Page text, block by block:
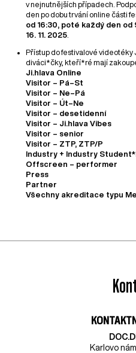
v nejnutnějších případech.
den po dobu trvání online části
od 16:30, poté každý den
16. 11. 2025
Přístup do festivalové videotéky
diváci*čky, kteří*ré mají
Ji.hlava Online
Visitor – Pá–St
Visitor – Ne–Pá
Visitor – Út–Ne
Visitor – desetidenní
Visitor – Ji.hlava Vibes
Visitor – senior
Visitor – ZTP, ZTP/P
Industry + Industry
Offscreen – performer
Press
Partner
Všechny akreditace typu
Karlovo